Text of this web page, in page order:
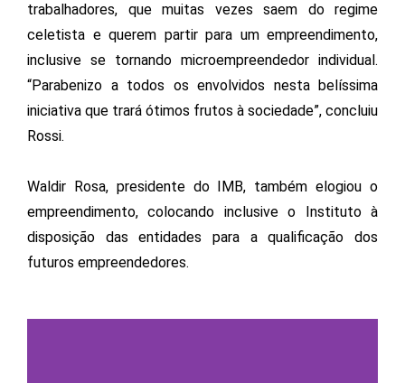
trabalhadores, que muitas vezes saem do regime
celetista e querem partir para um empreendimento,
inclusive se tornando microempreendedor individual.
“Parabenizo a todos os envolvidos nesta belíssima
iniciativa que trará ótimos frutos à sociedade”, concluiu
Rossi.
Waldir Rosa, presidente do IMB, também elogiou o
empreendimento, colocando inclusive o Instituto à
disposição das entidades para a qualificação dos
futuros empreendedores.